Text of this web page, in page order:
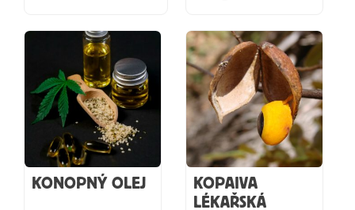
KONOPNÝ OLEJ
KOPAIVA
LÉKAŘSKÁ